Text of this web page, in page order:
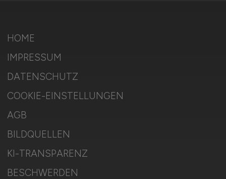
HOME
IMPRESSUM
DATENSCHUTZ
COOKIE-EINSTELLUNGEN
AGB
BILDQUELLEN
KI-TRANSPARENZ
BESCHWERDEN